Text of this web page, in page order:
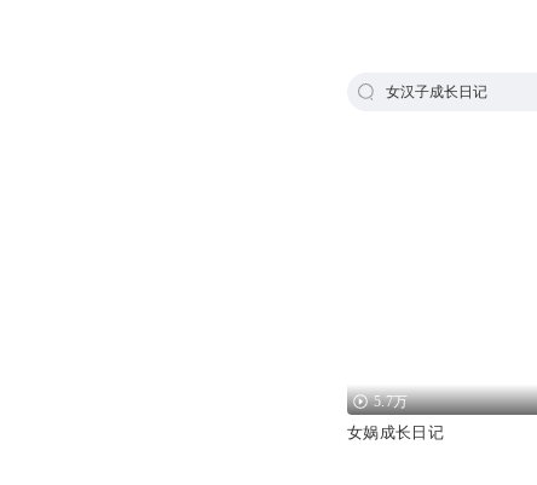
女汉子成长日记
5.7万
女娲成长日记